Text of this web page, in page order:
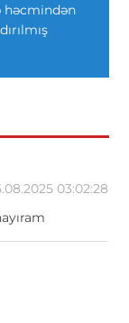
həcmindən
03:02:28